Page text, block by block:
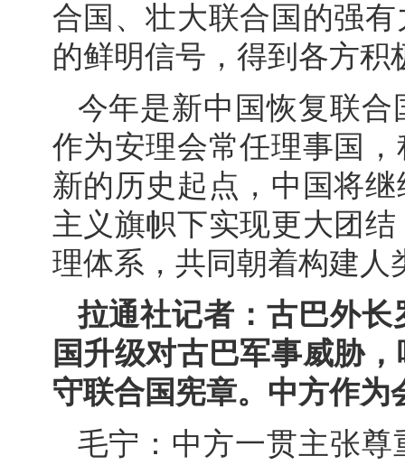
合国、壮大联合国的强
的鲜明信号，得到各方积
今年是新中国恢复联合
作为安理会常任理事国
新的历史起点，中国将
主义旗帜下实现更大团
理体系，共同朝着构建人
拉通社记者：古巴外
国升级对古巴军事威胁
守联合国宪章。中方作
毛宁：中方一贯主张